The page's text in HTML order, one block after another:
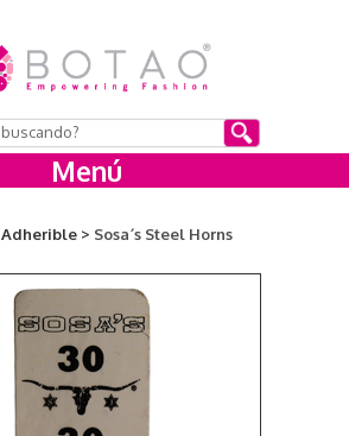
Menú
Adherible > Sosa´s Steel Horns